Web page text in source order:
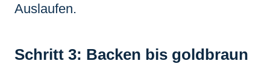
Auslaufen.
Schritt 3: Backen bis goldbraun